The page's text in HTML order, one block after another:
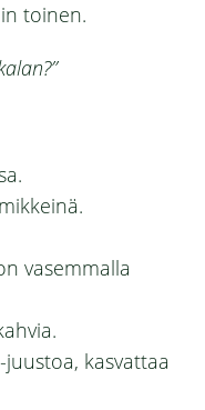
toinen.
vasemmalla
kasvattaa